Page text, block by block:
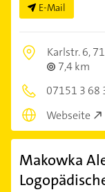
E-Mail
Karlstr. 6,
7,4 km
07151 3 68
Webseite
Makowka